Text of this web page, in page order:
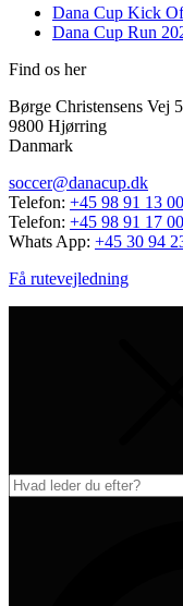
Dana Cup Kick
Dana Cup Run
Find os her
Børge Christensens Vej 5
9800 Hjørring
Danmark
soccer@danacup.dk
Telefon: +45 98 91 13 00
Telefon: +45 98 91 17 00
Whats App: +45 30 94
Få rutevejledning